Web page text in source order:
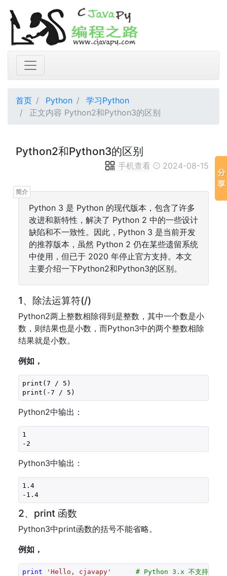
首页 Python
学习Python
正文内容 Python2和Python3的区别
Python2和Python3的区别
手机查看 2024-08-15
Python 3 是 Python 的现代版本，包含了许多
改进和新特性，解决了 Python 2 中的一些设计
缺陷和不一致性。因此，Python 3 是当前开发
的推荐版本，虽然 Python 2 仍在某些遗留系统
中使用，但已于 2020 年停止官方支持。本文
主要介绍一下Python2和Python3的区别。
1、除法运算符(/)
Python2两上整数相除得到是整数，其中一个数是小
数，则结果也是小数，而Python3中的两个整数相除
结果就是小数。
例如，
print(7 / 5 )
print( -7 / 5 )
Python2中输出：
1
-2
Python3中输出：
1.4
-1.4
2、print 函数
Python3中print函数的括号不能省略。
例如，
print 'Hello, cjavapy'
# Python 3.x 不支持